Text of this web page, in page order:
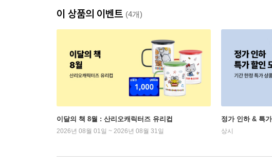
이 상품의 이벤트 (4개)
이달의 책 8월 : 산리오캐릭터즈 유리컵
2026년 08월 01일 ~ 2026년 08월 31일
정가 인하 & 특
상시